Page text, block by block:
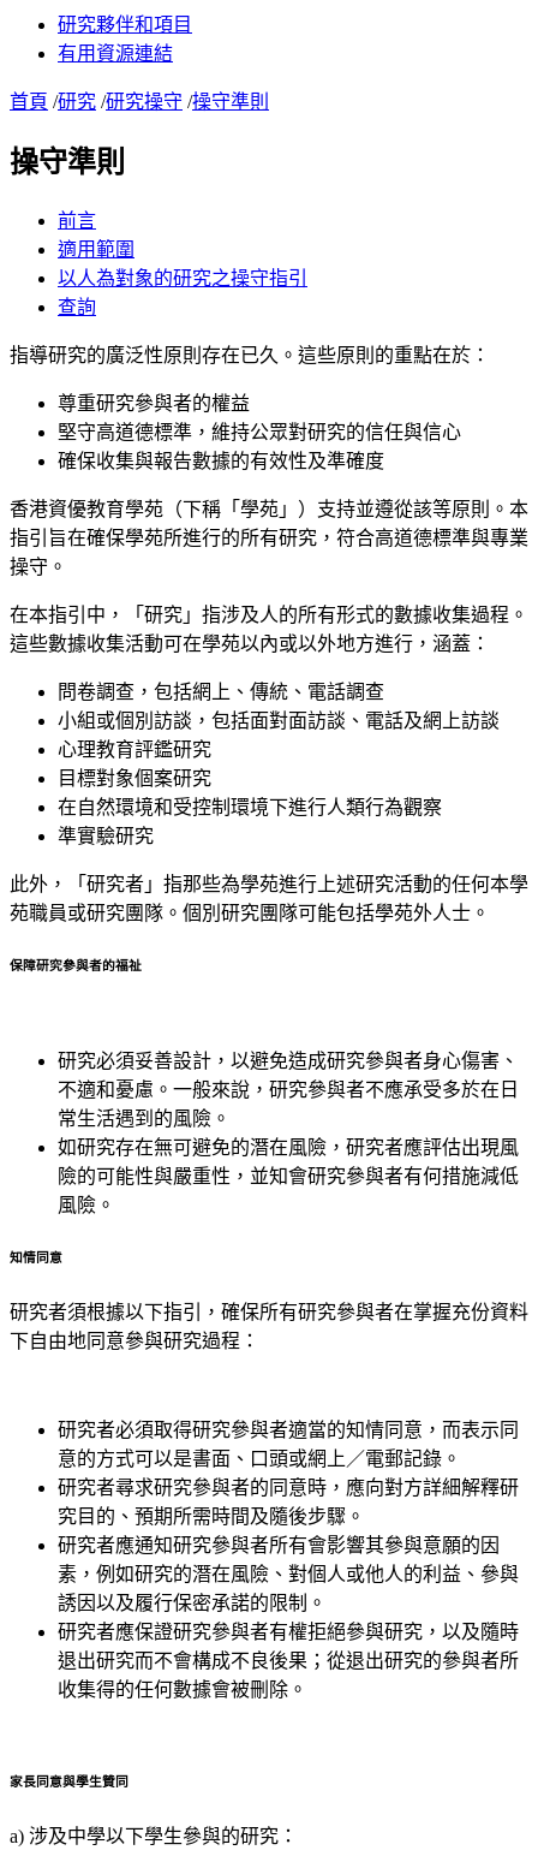
研究夥伴和項目
有用資源連結
首頁 /研究 /研究操守 /操守準則
操守準則
前言
適用範圍
以人為對象的研究之操守指引
查詢
指導研究的廣泛性原則存在已久。這些原則的重點在於：
尊重研究參與者的權益
堅守高道德標準，維持公眾對研究的信任與信心
確保收集與報告數據的有效性及準確度
香港資優教育學苑（下稱「學苑」）支持並遵從該等原則。本
指引旨在確保學苑所進行的所有研究，符合高道德標準與專業
操守。
在本指引中，「研究」指涉及人的所有形式的數據收集過程。
這些數據收集活動可在學苑以內或以外地方進行，涵蓋：
問卷調查，包括網上、傳統、電話調查
小組或個別訪談，包括面對面訪談、電話及網上訪談
心理教育評鑑研究
目標對象個案研究
在自然環境和受控制環境下進行人類行為觀察
準實驗研究
此外，「研究者」指那些為學苑進行上述研究活動的任何本學
苑職員或研究團隊。個別研究團隊可能包括學苑外人士。
保障研究參與者的福祉
研究必須妥善設計，以避免造成研究參與者身心傷害、
不適和憂慮。一般來說，研究參與者不應承受多於在日
常生活遇到的風險。
如研究存在無可避免的潛在風險，研究者應評估出現風
險的可能性與嚴重性，並知會研究參與者有何措施減低
風險。
知情同意
研究者須根據以下指引，確保所有研究參與者在掌握充份資料
下自由地同意參與研究過程：
研究者必須取得研究參與者適當的知情同意，而表示同
意的方式可以是書面、口頭或網上／電郵記錄。
研究者尋求研究參與者的同意時，應向對方詳細解釋研
究目的、預期所需時間及隨後步驟。
研究者應通知研究參與者所有會影響其參與意願的因
素，例如研究的潛在風險、對個人或他人的利益、參與
誘因以及履行保密承諾的限制。
研究者應保證研究參與者有權拒絕參與研究，以及隨時
退出研究而不會構成不良後果；從退出研究的參與者所
收集得的任何數據會被刪除。
家長同意與學生贊同
a) 涉及中學以下學生參與的研究：